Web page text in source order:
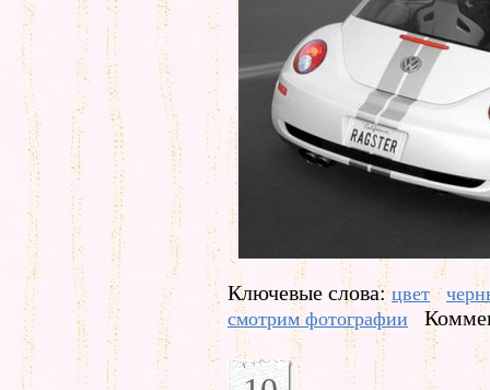
Ключевые слова:цвет
смотрим фотографии